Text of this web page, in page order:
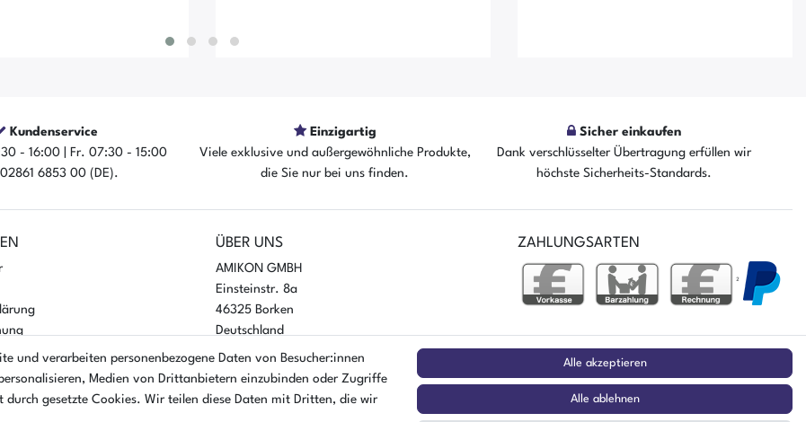
Kundenservice
- 16:00 | Fr. 07:30 - 15:00
6853 00 (DE).
Einzigartig
Viele exklusive und außergewöhnliche Produkte,
die Sie nur bei uns finden.
Sicher einkaufen
Dank verschlüsselter Übertragung erfüllen wir
höchste Sicherheits-Standards.
ÜBER UNS
AMIKON GMBH
Einsteinstr. 8a
46325 Borken
Deutschland
Öffnungszeiten Montag - Donnerstag
07:30 - 16:00 Uhr
ZAHLUNGSARTEN
²
und verarbeiten personenbezogene Daten von Besucher:innen
Medien von Drittanbietern einzubinden oder Zugriffe
gesetzte Cookies. Wir teilen diese Daten mit Dritten, die wir
Alle akzeptieren
Alle ablehnen